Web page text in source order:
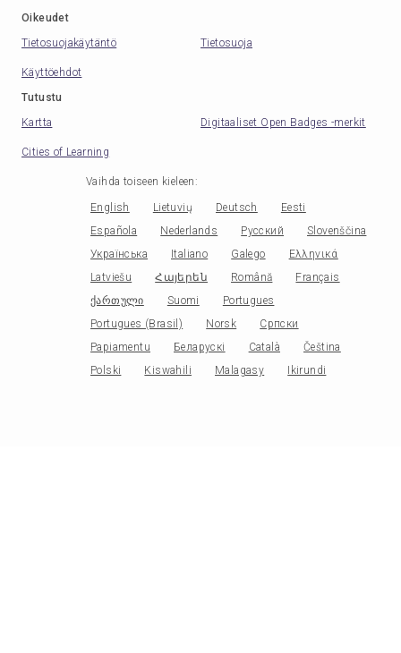
Oikeudet
Tietosuojakäytäntö
Tietosuoja
Käyttöehdot
Tutustu
Kartta
Digitaaliset Open Badges -merkit
Cities of Learning
Vaihda toiseen kieleen :
English Lietuvių Deutsch
Eesti
Española
Nederlands Русский
Slovenščina
Українська
Italiano Galego
Ελληνικά
Latviešu
Հայերեն Română
Français
ქართული
Suomi
Portugues
Portugues (Brasil)
Norsk
Српски
Papiamentu
Беларускі Català
Čeština
Polski
Kiswahili Malagasy Ikirundi